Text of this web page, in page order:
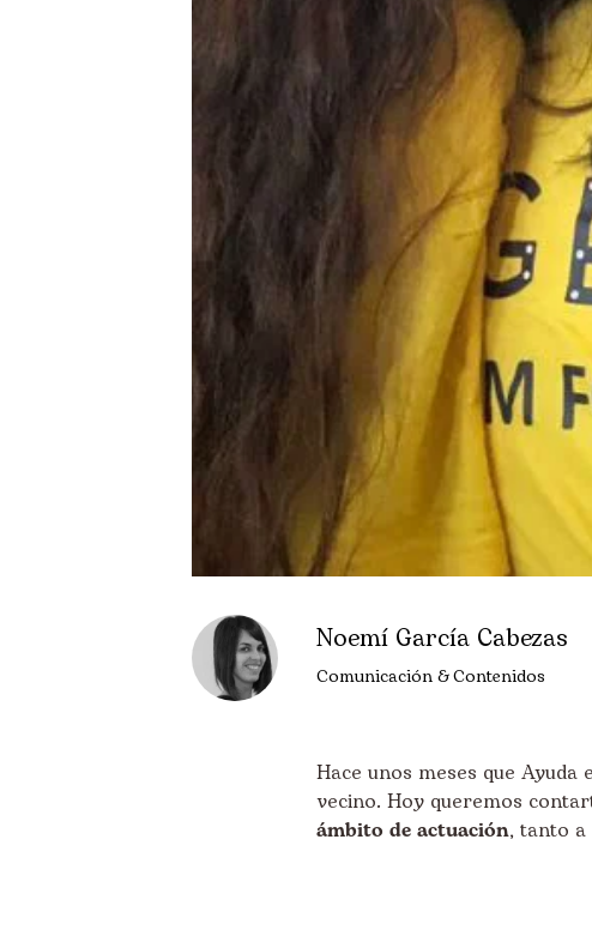
Noemí García Cabezas
Comunicación & Contenidos
Hace unos meses que
vecino. Hoy queremos
ámbito de actuación, tanto